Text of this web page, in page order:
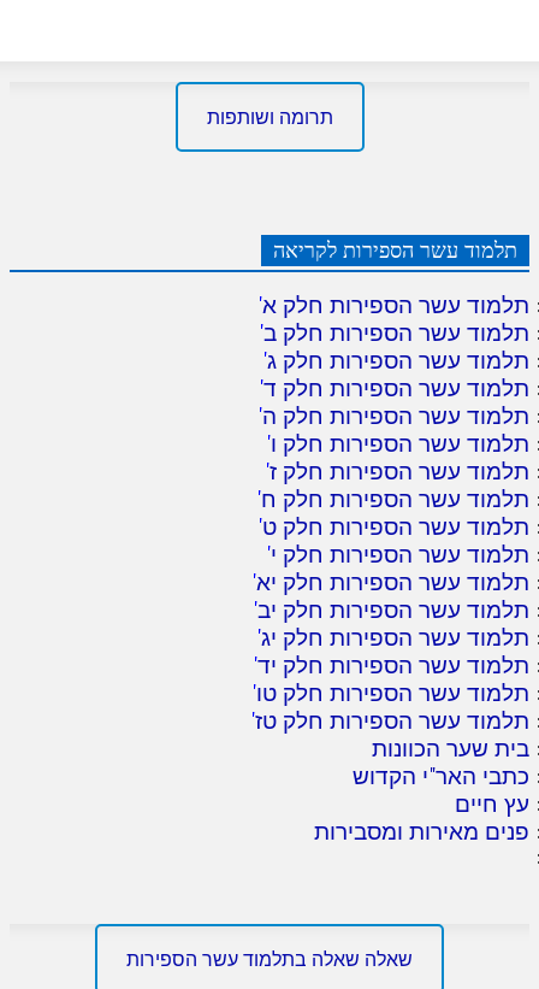
תרומה ושותפות
תלמוד עשר הספירות לקריאה
תלמוד עשר הספירות חלק א'
תלמוד עשר הספירות חלק ב'
תלמוד עשר הספירות חלק ג'
תלמוד עשר הספירות חלק ד'
תלמוד עשר הספירות חלק ה'
תלמוד עשר הספירות חלק ו'
תלמוד עשר הספירות חלק ז'
תלמוד עשר הספירות חלק ח'
תלמוד עשר הספירות חלק ט'
תלמוד עשר הספירות חלק י'
תלמוד עשר הספירות חלק יא'
תלמוד עשר הספירות חלק יב'
תלמוד עשר הספירות חלק יג'
תלמוד עשר הספירות חלק יד'
תלמוד עשר הספירות חלק טו'
תלמוד עשר הספירות חלק טז'
בית שער הכוונות
כתבי האר"י הקדוש
עץ חיים
פנים מאירות ומסבירות
שאלה שאלה בתלמוד עשר הספירות